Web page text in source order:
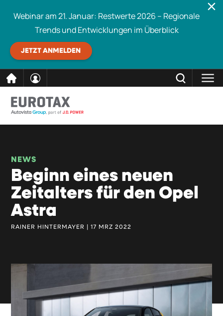
Inhalt
Webinar am 21. Januar: Restwerte 2026 – Regionale
Trends und Entwicklungen im Überblick
JETZT ANMELDEN
NEWS
Beginn eines neuen
Zeitalters für den Opel
Astra
RAINER HINTERMAYER | 17 MRZ 2022